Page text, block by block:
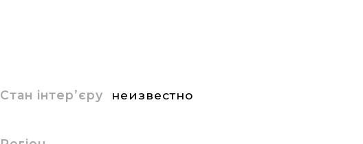
Стан інтер’єру неизвестно